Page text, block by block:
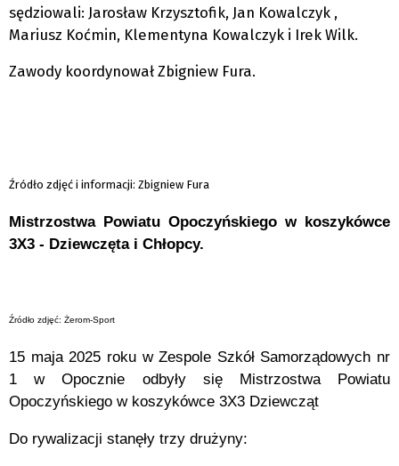
sędziowali: Jarosław Krzysztofik, Jan Kowalczyk ,
Mariusz Koćmin, Klementyna Kowalczyk i Irek Wilk.
Zawody koordynował Zbigniew Fura.
Źródło zdjęć i informacji: Zbigniew Fura
Mistrzostwa Powiatu Opoczyńskiego w koszykówce
3X3 - Dziewczęta i Chłopcy.
Źródło zdjęć: Żerom-Sport
15 maja 2025 roku w Zespole Szkół Samorządowych nr
1 w Opocznie odbyły się Mistrzostwa Powiatu
Opoczyńskiego w koszykówce 3X3 Dziewcząt
Do rywalizacji stanęły trzy drużyny: